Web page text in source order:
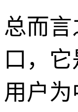
总而
口，
用户